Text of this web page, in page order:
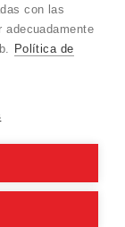
con las
adecuadamente
Política de
que
es de